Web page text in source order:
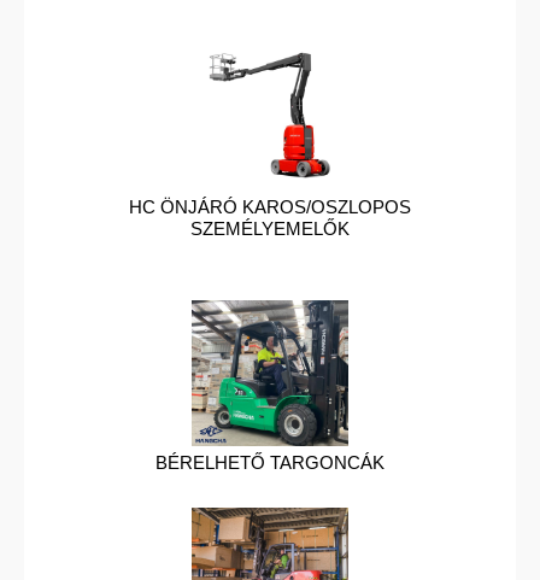
HC ÖNJÁRÓ KAROS/OSZLOPOS
SZEMÉLYEMELŐK
BÉRELHETŐ TARGONCÁK